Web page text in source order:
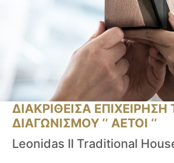
ΔΙΑΚΡΙΘΕΙΣΑ ΕΠΙΧΕΙΡΗΣΗ
ΔΙΑΓΩΝΙΣΜΟΥ ‘’ ΑΕΤΟΙ ‘’
Leonidas II Traditional